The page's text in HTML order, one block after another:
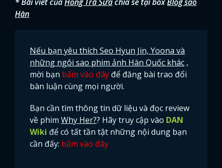
Hàn
Nếu bạn yêu thích Seo Hyun Jin, Yoona và
những ngôi sao phim ảnh Hàn Quốc khác ,
mời bạn bấm vào đây để đăng bài trao đổi
bàn luận cùng mọi người.
Bạn cần tìm thông tin dữ liệu và đọc review
về phim Why Her?? Hãy truy cập vào DAN
Wiki để có tất tần tật những nội dung bạn
cần đấy: bấm vào đây